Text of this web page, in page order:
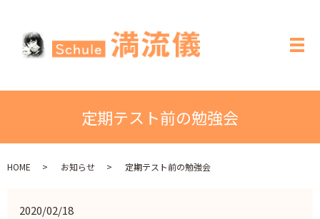
メ
定期テスト前の勉強会
HOME お知らせ 定期テスト前の勉強会
2020/02/18